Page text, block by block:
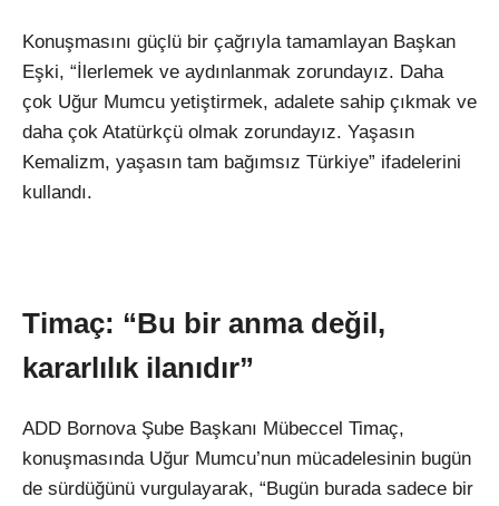
Konuşmasını güçlü bir çağrıyla tamamlayan Başkan
Eşki, “İlerlemek ve aydınlanmak zorundayız. Daha
çok Uğur Mumcu yetiştirmek, adalete sahip çıkmak ve
daha çok Atatürkçü olmak zorundayız. Yaşasın
Kemalizm, yaşasın tam bağımsız Türkiye” ifadelerini
kullandı.
Timaç: “Bu bir anma değil,
kararlılık ilanıdır”
ADD Bornova Şube Başkanı Mübeccel Timaç,
konuşmasında Uğur Mumcu’nun mücadelesinin bugün
de sürdüğünü vurgulayarak, “Bugün burada sadece bir